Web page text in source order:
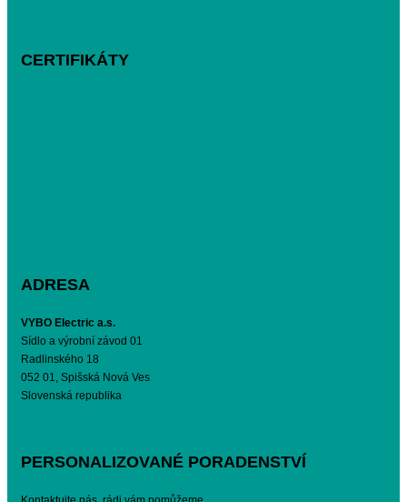
CERTIFIKÁTY
ADRESA
VYBO Electric a.s.
Sídlo a výrobní závod 01
Radlinského 18
052 01, Spišská Nová Ves
Slovenská republika
PERSONALIZOVANÉ PORADENSTVÍ